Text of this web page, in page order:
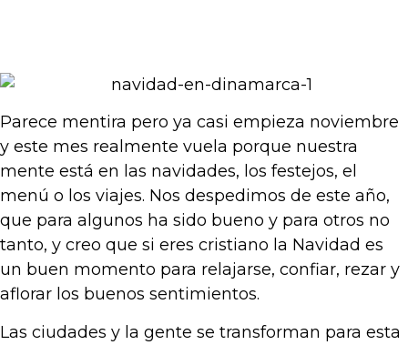
Parece mentira pero ya casi empieza noviembre
y este mes realmente vuela porque nuestra
mente está en las navidades, los festejos, el
menú o los viajes. Nos despedimos de este año,
que para algunos ha sido bueno y para otros no
tanto, y creo que si eres cristiano la Navidad es
un buen momento para relajarse, confiar, rezar y
aflorar los buenos sentimientos.
Las ciudades y la gente se transforman para esta